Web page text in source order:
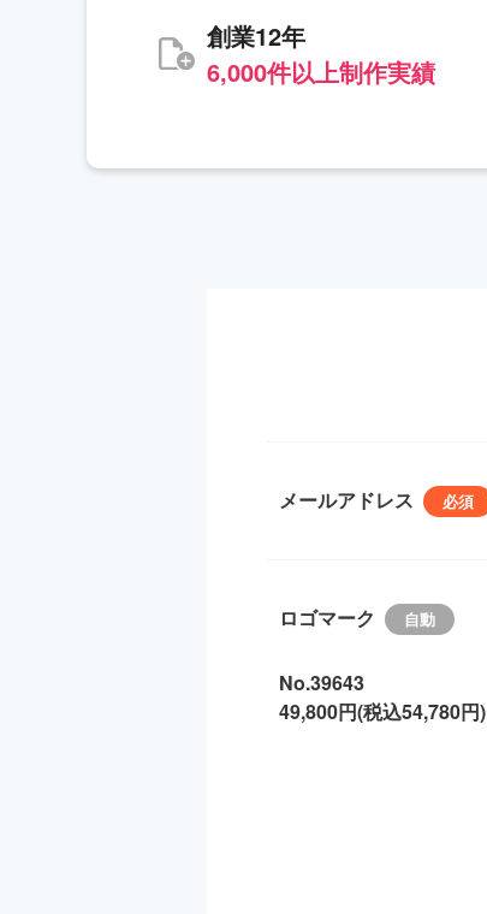
創業12年
6,000件以上制作実績
メールアドレス
ロゴマーク
No.39643
49,800円(税込54,780円)